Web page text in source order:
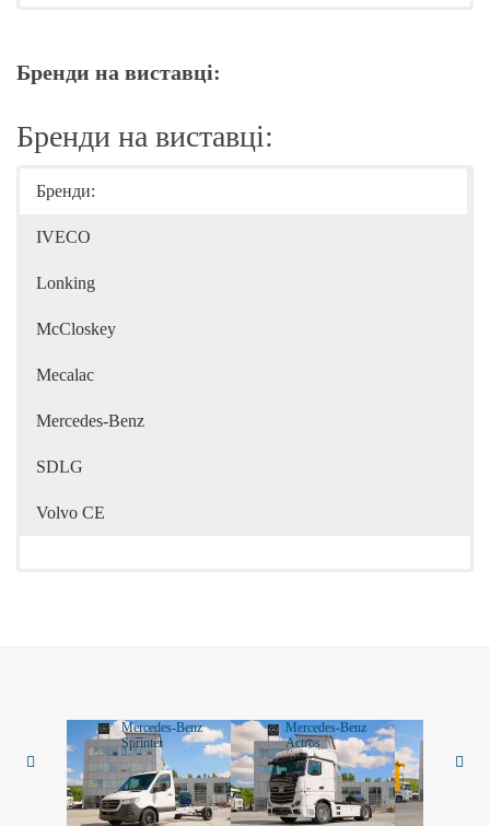
Бренди на виставці:
Бренди на виставці:
Бренди:
IVECO
Lonking
McCloskey
Mecalac
Mercedes-Benz
SDLG
Volvo CE
Mercedes-Benz
Sprinter
Mercedes-Benz
Actros